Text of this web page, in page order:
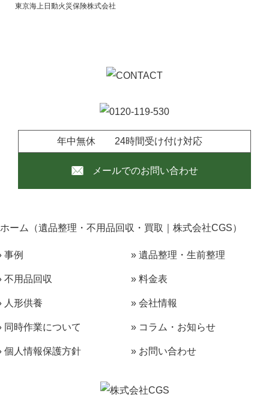
安城市で市営住宅の『物置小屋の解体撤去』もお任せ｜安城
豊明市で『勉強机』の戸建て2階からの【搬出・回収・買い取
東京海上日動火災保険株式会社
年中無休 24時間受け付け対応
メールでのお問い合わせ
ホーム（遺品整理・不用品回収・買取｜株式会社CGS）
事例 » 遺品整理・生前整理
不用品回収 » 料金表
人形供養 » 会社情報
同時作業について » コラム・お知らせ
個人情報保護方針 » お問い合わせ